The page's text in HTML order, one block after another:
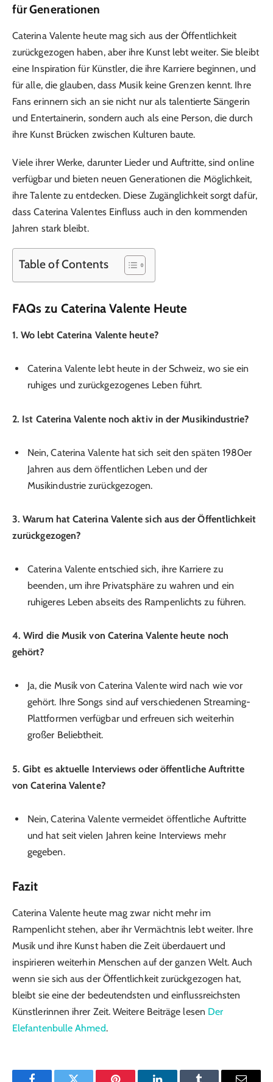
für Generationen
Caterina Valente heute mag sich aus der Öffentlichkeit
zurückgezogen haben, aber ihre Kunst lebt weiter. Sie bleibt
eine Inspiration für Künstler, die ihre Karriere beginnen, und
für alle, die glauben, dass Musik keine Grenzen kennt. Ihre
Fans erinnern sich an sie nicht nur als talentierte Sängerin
und Entertainerin, sondern auch als eine Person, die durch
ihre Kunst Brücken zwischen Kulturen baute.
Viele ihrer Werke, darunter Lieder und Auftritte, sind online
verfügbar und bieten neuen Generationen die Möglichkeit,
ihre Talente zu entdecken. Diese Zugänglichkeit sorgt dafür,
dass Caterina Valentes Einfluss auch in den kommenden
Jahren stark bleibt.
Table of Contents
FAQs zu Caterina Valente Heute
1. Wo lebt Caterina Valente heute?
Caterina Valente lebt heute in der Schweiz, wo sie ein
ruhiges und zurückgezogenes Leben führt.
2. Ist Caterina Valente noch aktiv in der Musikindustrie?
Nein, Caterina Valente hat sich seit den späten 1980er
Jahren aus dem öffentlichen Leben und der
Musikindustrie zurückgezogen.
3. Warum hat Caterina Valente sich aus der Öffentlichkeit
zurückgezogen?
Caterina Valente entschied sich, ihre Karriere zu
beenden, um ihre Privatsphäre zu wahren und ein
ruhigeres Leben abseits des Rampenlichts zu führen.
4. Wird die Musik von Caterina Valente heute noch
gehört?
Ja, die Musik von Caterina Valente wird nach wie vor
gehört. Ihre Songs sind auf verschiedenen Streaming-
Plattformen verfügbar und erfreuen sich weiterhin
großer Beliebtheit.
5. Gibt es aktuelle Interviews oder öffentliche Auftritte
von Caterina Valente?
Nein, Caterina Valente vermeidet öffentliche Auftritte
und hat seit vielen Jahren keine Interviews mehr
gegeben.
Fazit
Caterina Valente heute mag zwar nicht mehr im
Rampenlicht stehen, aber ihr Vermächtnis lebt weiter. Ihre
Musik und ihre Kunst haben die Zeit überdauert und
inspirieren weiterhin Menschen auf der ganzen Welt. Auch
wenn sie sich aus der Öffentlichkeit zurückgezogen hat,
bleibt sie eine der bedeutendsten und einflussreichsten
Künstlerinnen ihrer Zeit. Weitere Beiträge lesen Der
Elefantenbulle Ahmed.